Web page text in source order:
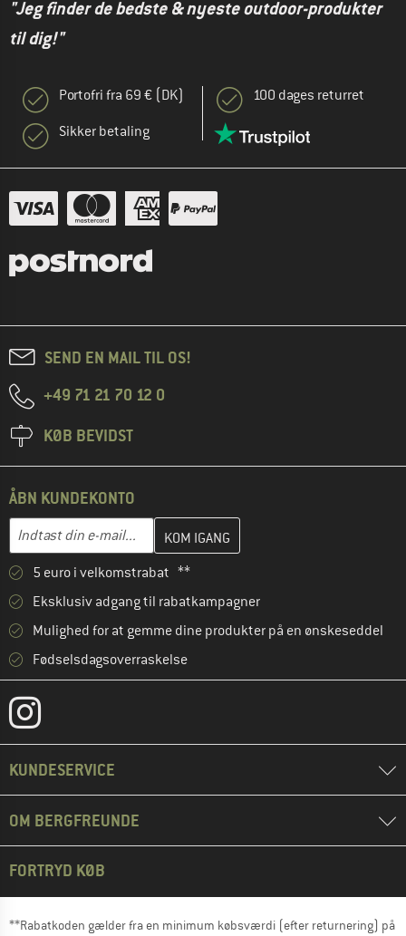
"Jeg finder de bedste & nyeste outdoor-produkter
til dig!"
Portofri fra 69 € (DK)
Sikker betaling
100 dages returret
SEND EN MAIL TIL OS!
+49 71 21 70 12 0
KØB BEVIDST
ÅBN KUNDEKONTO
Indtast din e-mail...
Indtast din e-mailadresse her, og opret i næste trin din
5 euro i velkomstrabat **
Eksklusiv adgang til rabatkampagner
Mulighed for at gemme dine produkter på en ønskeseddel
Fødselsdagsoverraskelse
KUNDESERVICE
OM BERGFREUNDE
FORTRYD KØB
**Rabatkoden gælder fra en minimum købsværdi (efter returnering) på